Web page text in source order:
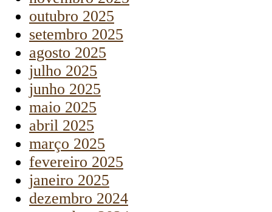
outubro 2025
setembro 2025
agosto 2025
julho 2025
junho 2025
maio 2025
abril 2025
março 2025
fevereiro 2025
janeiro 2025
dezembro 2024